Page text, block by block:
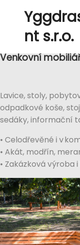
nt s.r.o.
Venkovní
Lavice, stoly,
odpadkové koše,
sedáky, informační
• Celodřevěné i v
• Akát, modřín,
• Zakázková